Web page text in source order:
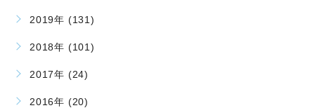
2019年 (131)
2018年 (101)
2017年 (24)
2016年 (20)